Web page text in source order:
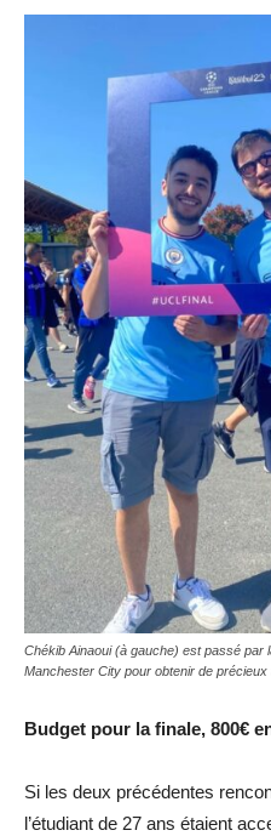
Chékib Ainaoui (à gauche) est passé
Manchester City pour obtenir de précieux
Budget pour la finale, 800€
Si les deux précédentes
l’étudiant de 27 ans étaient